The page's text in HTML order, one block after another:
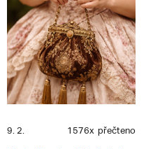
9. 2. 1576x přečteno